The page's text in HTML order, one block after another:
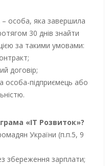
– особа, яка завершила
30 днів знайти
за такими умовами:
договір;
особа-підприємець або
«IT Розвиток»?
України (п.п.5, 9
збереження зарплати;